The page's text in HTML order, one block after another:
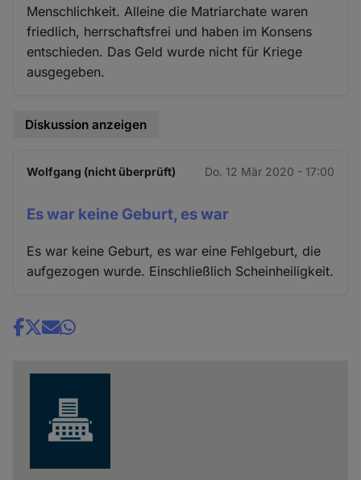
Menschlichkeit. Alleine die Matriarchate waren
friedlich, herrschaftsfrei und haben im Konsens
entschieden. Das Geld wurde nicht für Kriege
ausgegeben.
Diskussion anzeigen
Wolfgang (nicht überprüft) Do. 12 Mär 2020 - 17:00
Es war keine Geburt, es war
Es war keine Geburt, es war eine Fehlgeburt, die
aufgezogen wurde. Einschließlich Scheinheiligkeit.
Share